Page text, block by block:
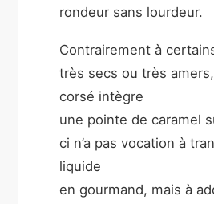
rondeur sans lourdeur.
Contrairement à
très secs ou très
corsé intègre
une pointe de caramel
ci n’a pas vocation à
liquide
en gourmand, mais à